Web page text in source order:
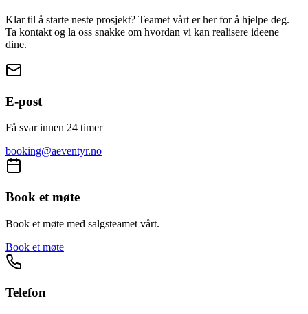
Klar til å starte neste prosjekt? Teamet vårt er her for å hjelpe deg.
Ta kontakt og la oss snakke om hvordan vi kan realisere ideene
dine.
E-post
Få svar innen 24 timer
booking@aeventyr.no
Book et møte
Book et møte med salgsteamet vårt.
Book et møte
Telefon